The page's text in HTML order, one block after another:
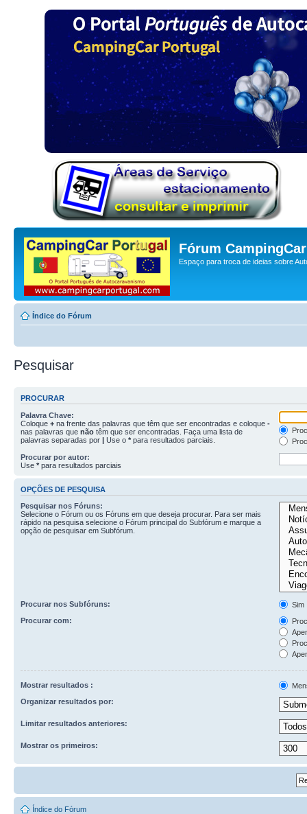
Fórum
Espaço para troca de ideias sobre
Índice do Fórum
Pesquisar
PROCURAR
Palavra Chave:
Coloque + na frente das palavras que têm que ser encontradas e coloque -
nas palavras que não têm que ser encontradas. Faça uma lista de
palavras separadas por | Use o * para resultados parciais.
Procurar por autor:
Use * para resultados parciais
OPÇÕES DE PESQUISA
Pesquisar nos Fóruns:
Selecione o Fórum ou os Fóruns em que deseja procurar. Para ser mais
rápido na pesquisa selecione o Fórum principal do Subfórum e marque a
opção de pesquisar em Subfórum.
Procurar nos Subfóruns:
Sim
Procurar com:
Mostrar resultados :
Organizar resultados por:
Limitar resultados anteriores:
Mostrar os primeiros:
Índice do Fórum